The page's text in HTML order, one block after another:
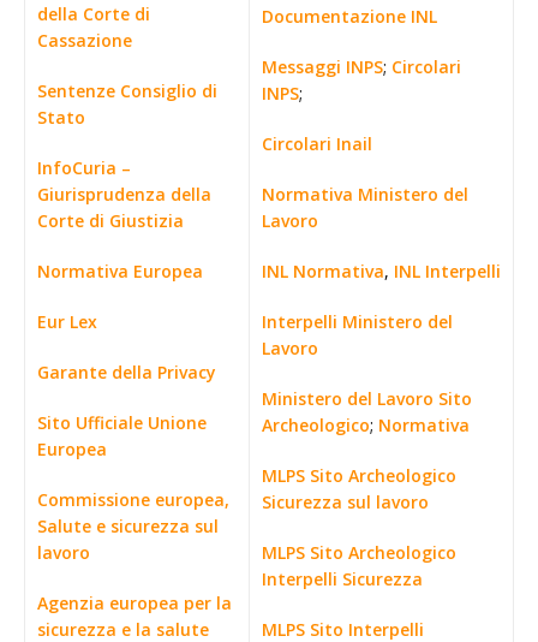
della Corte di
Cassazione
Sentenze Consiglio di
Stato
InfoCuria –
Giurisprudenza della
Corte di Giustizia
Normativa Europea
Eur Lex
Garante della Privacy
Sito Ufficiale Unione
Europea
Commissione europea,
Salute e sicurezza sul
lavoro
Agenzia europea per la
sicurezza e la salute
Documentazione INL
Messaggi INPS; Circolari
INPS;
Circolari Inail
Normativa Ministero del
Lavoro
INL Normativa, INL Interpelli
Interpelli Ministero del
Lavoro
Ministero del Lavoro Sito
Archeologico; Normativa
MLPS Sito Archeologico
Sicurezza sul lavoro
MLPS Sito Archeologico
Interpelli Sicurezza
MLPS Sito Interpelli